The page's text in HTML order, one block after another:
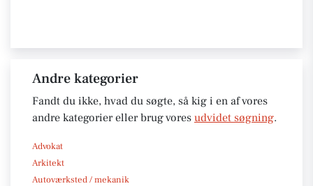
Andre kategorier
Fandt du ikke, hvad du søgte, så kig i en af vores
andre kategorier eller brug vores udvidet søgning.
Advokat
Arkitekt
Autoværksted / mekanik